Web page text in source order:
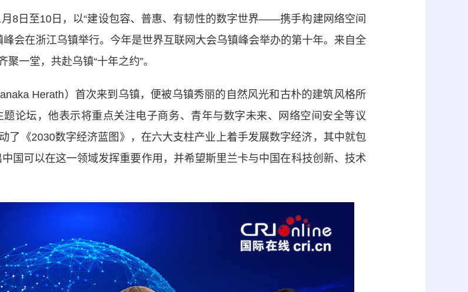
至10日，以“建设包容、普惠、有韧性的数字世界——携手构建网络空间
会在浙江乌镇举行。今年是世界互联网大会乌镇峰会举办的第十年。来自全
一堂，共赴乌镇“十年之约”。
Herath）首次来到乌镇，便被乌镇秀丽的自然风光和古朴的建筑风格所
论坛，他表示将重点关注电子商务、青年与数字未来、网络空间安全等议
了《2030数字经济蓝图》，在六大支柱产业上着手发展数字经济，其中就包
国可以在这一领域发挥重要作用，并希望斯里兰卡与中国在科技创新、技术